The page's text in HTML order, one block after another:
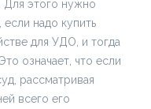
Для этого нужно
если надо купить
для УДО, и тогда
означает, что если
рассматривая
всего его